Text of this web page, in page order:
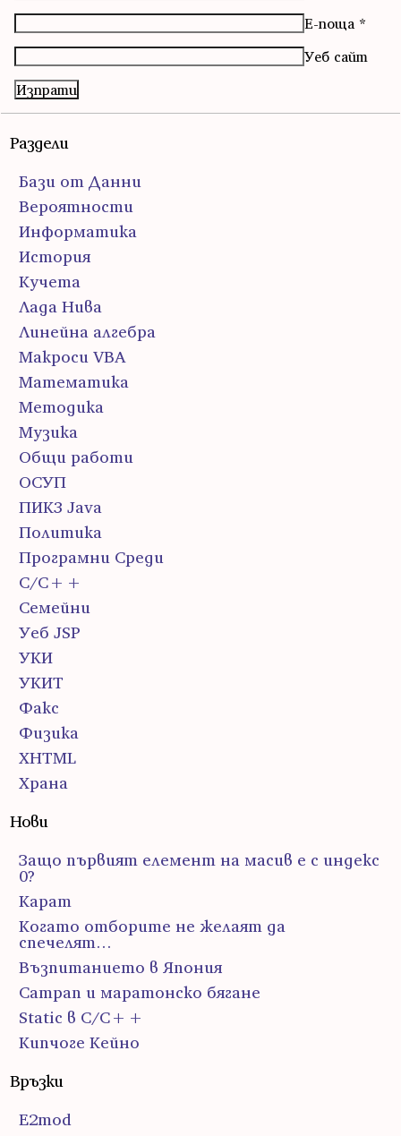
Е-поща *
Уеб сайт
Раздели
Бази от Данни
Вероятности
Информатика
История
Кучета
Лада Нива
Линейна алгебра
Макроси VBA
Математика
Методика
Музика
Общи работи
ОСУП
ПИК3 Java
Политика
Програмни Среди
С/С++
Семейни
Уеб JSP
УКИ
УКИТ
Факс
Физика
ХHTML
Храна
Нови
Защо първият елемент на масив е с индекс
0?
Карат
Когато отборите не желаят да
спечелят…
Възпитанието в Япония
Сатрап и маратонско бягане
Static в C/C++
Кипчоге Кейно
Връзки
E2mod